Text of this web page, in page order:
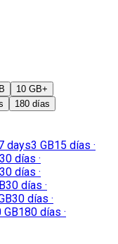
10 GB+
180 días
days3 GB15 días ·
30 días ·
30 días ·
30 días ·
30 días ·
GB180 días ·